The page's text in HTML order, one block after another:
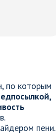
по которым
пени.